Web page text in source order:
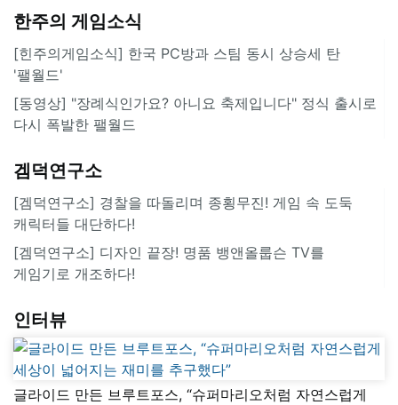
한주의 게임소식
[힌주의게임소식] 한국 PC방과 스팀 동시 상승세 탄
'팰월드'
[동영상] "장례식인가요? 아니요 축제입니다" 정식 출시로
다시 폭발한 팰월드
겜덕연구소
[겜덕연구소] 경찰을 따돌리며 종횡무진! 게임 속 도둑
캐릭터들 대단하다!
[겜덕연구소] 디자인 끝장! 명품 뱅앤올룹슨 TV를
게임기로 개조하다!
인터뷰
글라이드 만든 브루트포스, “슈퍼마리오처럼 자연스럽게